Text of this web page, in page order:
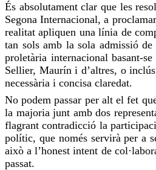
És absolutament clar que les
Segona Internacional, a
realitat apliquen una línia de
tan sols amb la sola admissió
proletària internacional basant-
Sellier, Maurín i d’altres, o
necessària i concisa claredat.
No podem passar per alt el fet
la majoria junt amb dos
flagrant contradicció la
polític, que només servirà per a
això a l’honest intent de
passat.